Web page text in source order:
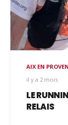
AIX EN
il y a 2 mois
LE
RELAIS